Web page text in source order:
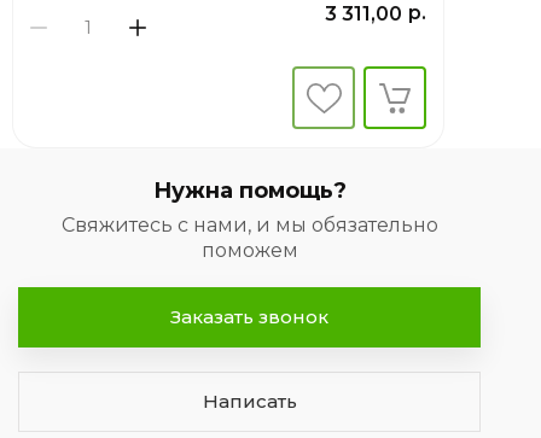
3 311,00 р.
Нужна помощь?
Свяжитесь с нами, и мы обязательно
поможем
Заказать звонок
Написать